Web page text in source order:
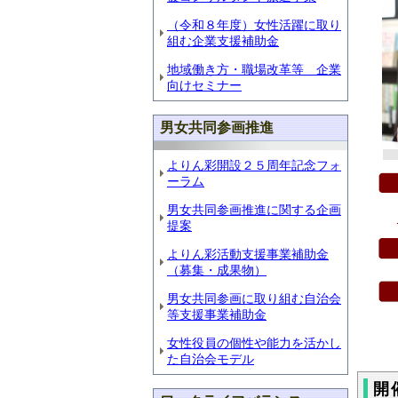
（令和８年度）女性活躍に取り
組む企業支援補助金
地域働き方・職場改革等 企業
向けセミナー
男女共同参画推進
よりん彩開設２５周年記念フォ
ーラム
男女共同参画推進に関する企画
提案
よりん彩活動支援事業補助金
（募集・成果物）
男女共同参画に取り組む自治会
等支援事業補助金
女性役員の個性や能力を活かし
た自治会モデル
開